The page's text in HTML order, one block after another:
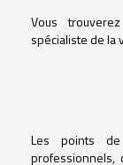
Vous
spécialiste de la
Les points de
professionnels,